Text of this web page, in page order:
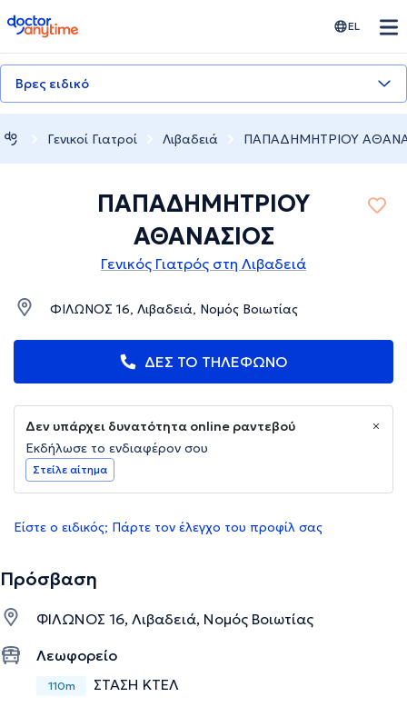
doctoranytime EL
Βρες ειδικό
Γενικοί Γιατροί Λιβαδειά ΠΑΠΑΔΗΜΗΤΡΙΟΥ
ΠΑΠΑΔΗΜΗΤΡΙΟΥ
ΑΘΑΝΑΣΙΟΣ
Γενικός Γιατρός στη Λιβαδειά
ΦΙΛΩΝΟΣ 16, Λιβαδειά, Νομός Βοιωτίας
ΔΕΣ ΤΟ ΤΗΛΕΦΩΝΟ
Δεν υπάρχει δυνατότητα online ραντεβού
Εκδήλωσε το ενδιαφέρον σου
Στείλε αίτημα
Είστε ο ειδικός; Πάρτε τον έλεγχο του προφίλ σας
Πρόσβαση
ΦΙΛΩΝΟΣ 16, Λιβαδειά, Νομός Βοιωτίας
Λεωφορείο
110m ΣΤΑΣΗ ΚΤΕΛ